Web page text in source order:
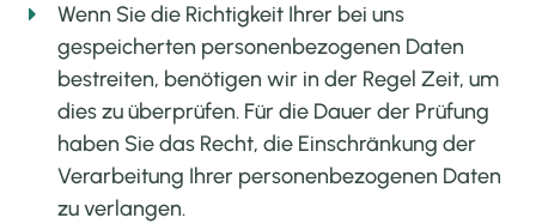
Wenn Sie die Richtigkeit Ihrer bei uns
gespeicherten personenbezogenen Daten
bestreiten, benötigen wir in der Regel Zeit, um
dies zu überprüfen. Für die Dauer der Prüfung
haben Sie das Recht, die Einschränkung der
Verarbeitung Ihrer personenbezogenen Daten
zu verlangen.